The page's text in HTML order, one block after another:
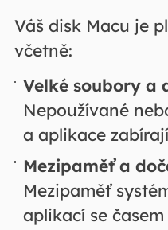
Váš disk Macu je
včetně:
Velké soubory a
Nepoužívané
a aplikace
Mezipaměť a
Mezipaměť
aplikací se